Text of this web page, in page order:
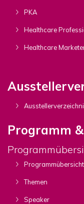
PKA
Healthcare
Healthcare
Programm
Programmübersicht
Themen
Speaker